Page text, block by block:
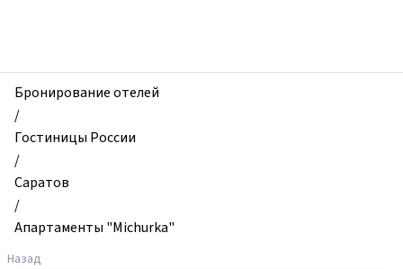
и
квартиры,
Апартаменты
"Michurka",
Саратов,
Россия
Бронирование отелей
/
Гостиницы России
/
Саратов
/
Апартаменты "Michurka"
Назад